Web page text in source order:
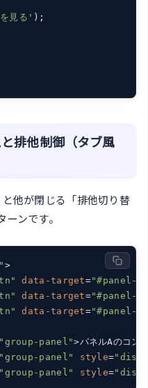
見る' );
排他制御（タブ風
他が閉じる「排他切り替
ンです。
>
data-target="#panel-
data-target="#panel-
data-target="#panel-
"group-panel">パネルAのコン
"group-panel" style=
"group-panel" style=